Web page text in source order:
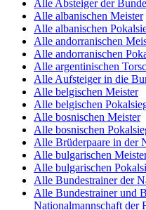
Alle Absteiger der
Alle albanischen Meister
Alle albanischen
Alle andorranischen
Alle andorranischen
Alle argentinischen
Alle Aufsteiger in die
Alle belgischen Meister
Alle belgischen
Alle bosnischen Meister
Alle bosnischen
Alle Brüderpaare in der
Alle bulgarischen
Alle bulgarischen
Alle Bundestrainer der
Alle Bundestrainer und
Nationalmannschaft der